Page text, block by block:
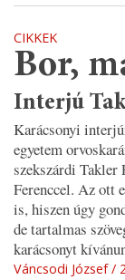
CIKKEK
Bor,
Interjú
Karácsonyi
egyetem
szekszárdi Takler
Ferenccel. Az ott
is, hiszen úgy
de tartalmas
karácsonyt
Váncsodi József